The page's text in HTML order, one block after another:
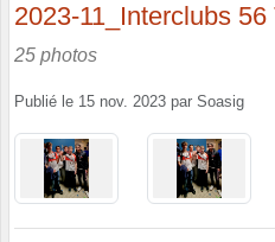
2023-11_Interclubs
25 photos
Publié le 15 nov. 2023 par Soasig